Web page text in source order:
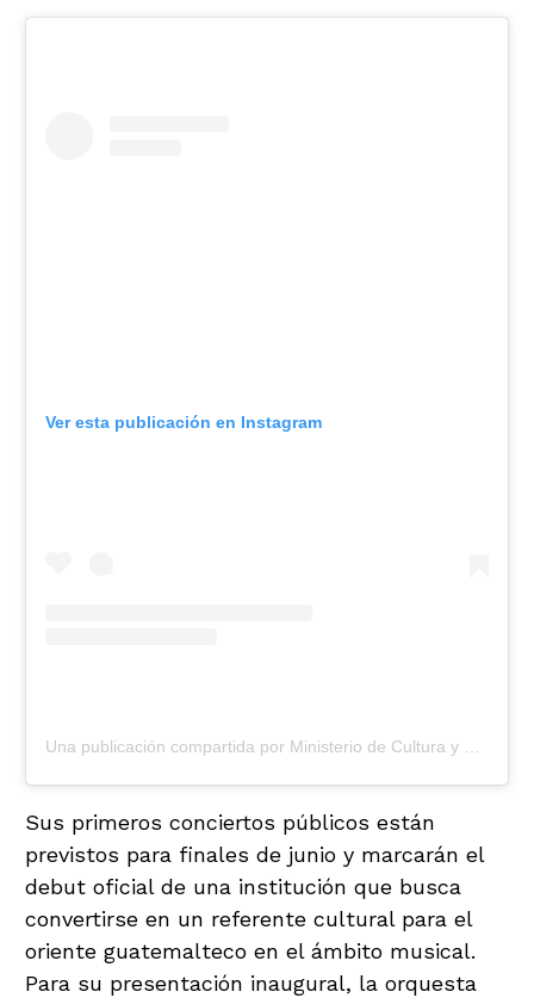
Ver esta publicación en Instagram
Una publicación compartida por Ministerio de Cultura y Deportes de Guatemala (@mcd_guate)
Sus primeros conciertos públicos están
previstos para finales de junio y marcarán el
debut oficial de una institución que busca
convertirse en un referente cultural para el
oriente guatemalteco en el ámbito musical.
Para su presentación inaugural, la orquesta